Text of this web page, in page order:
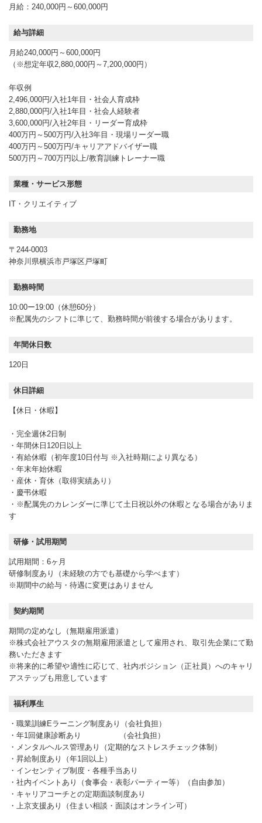
月給：240,000円～600,000円
給与詳細
月給240,000円～600,000円
（※想定年収2,880,000円～7,200,000円）
年収例
2,496,000円/入社1年目・社会人育成枠
2,880,000円/入社1年目・社会人経験者
3,600,000円/入社2年目・リーダー育成枠
400万円～500万円/入社3年目・現場リーダー職
400万円～500万円/キャリアアドバイザー職
500万円～700万円以上/教育訓練トレーナー職
業種・サービス形態
IT・クリエイティブ
勤務地
〒244-0003
神奈川県横浜市戸塚区戸塚町
勤務時間
10:00ー19:00（休憩60分）
※配属先のシフトに準じて、勤務時間が前後する場合があります。
年間休日数
120日
休日詳細
【休日・休暇】
・完全週休2日制
・年間休日120日以上
・有給休暇（初年度10日付与 ※入社時期により異なる）
・年末年始休暇
・産休・育休（取得実績あり）
・慶弔休暇
・※配属先のカレンダーに準じて土日祝以外の休暇となる場合がありま
す
研修・試用期間
試用期間：6ヶ月
研修制度あり（未経験の方でも基礎から学べます）
※期間中の給与・待遇に変更はありません
契約期間
期間の定めなし（無期雇用派遣）
※株式会社アウスタの無期雇用派遣として雇用され、取引先企業にて勤
務いただきます
※将来的に希望や適性に応じて、社内ポジション（正社員）へのキャリ
アステップも用意しています
福利厚生
・職業訓練Eラーニング制度あり（会社負担）
・年1回健康診断あり （会社負担）
・メンタルヘルス管理あり（定期的なストレスチェック体制）
・昇給制度あり（年1回以上）
・インセンティブ制度・各種手当あり
・社内イベントあり（食事会・表彰パーティー等）（自由参加）
・キャリアコーチとの定期面談制度あり
・上京支援あり（住まい相談・面談はオンライン可）